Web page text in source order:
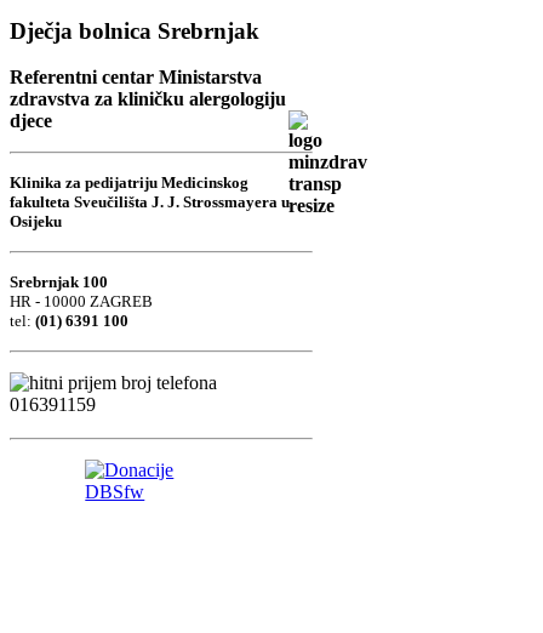
Dječja bolnica Srebrnjak
Referentni centar Ministarstva
zdravstva za kliničku alergologiju
djece
Klinika za pedijatriju Medicinskog
fakulteta Sveučilišta J. J. Strossmayera u
Osijeku
Srebrnjak 100
HR - 10000 ZAGREB
tel: (01) 6391 100